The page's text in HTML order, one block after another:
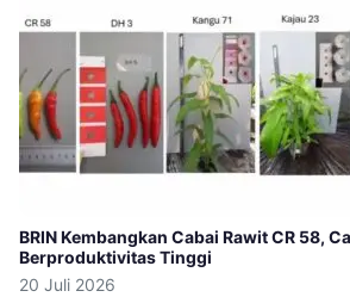
BRIN Kembangkan Cabai Rawit CR 58,
Berproduktivitas Tinggi
20 Juli 2026